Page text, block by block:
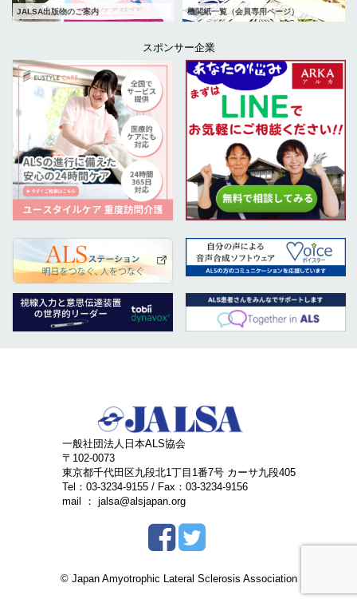
JALSA出版物のご案内 機関紙一覧（会員専用ページ）
スポンサー企業
一般社団法人日本ALS協会
〒102-0073
東京都千代田区九段北1丁目1番7号 カーサ九段405
Tel：03-3234-9155 / Fax：03-3234-9156
mail ： jalsa@alsjapan.org
© Japan Amyotrophic Lateral Sclerosis Association